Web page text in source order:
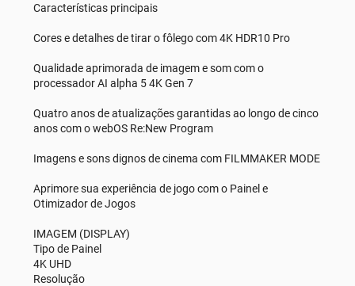
Características principais
Cores e detalhes de tirar o fôlego com 4K HDR10 Pro
Qualidade aprimorada de imagem e som com o
processador AI alpha 5 4K Gen 7
Quatro anos de atualizações garantidas ao longo de cinco
anos com o webOS Re:New Program
Imagens e sons dignos de cinema com FILMMAKER MODE
Aprimore sua experiência de jogo com o Painel e
Otimizador de Jogos
IMAGEM (DISPLAY)
Tipo de Painel
4K UHD
Resolução